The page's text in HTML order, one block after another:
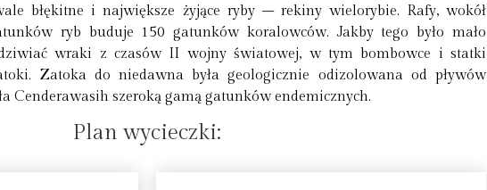
błękitne i największe żyjące ryby – rekiny wielorybie. Rafy, wokół
ryb buduje 150 gatunków koralowców. Jakby tego było mało
wraki z czasów II wojny światowej, w tym bombowce i statki
Zatoka do niedawna była geologicznie odizolowana od pływów
Cenderawasih szeroką gamą gatunków endemicznych.
Plan wycieczki: